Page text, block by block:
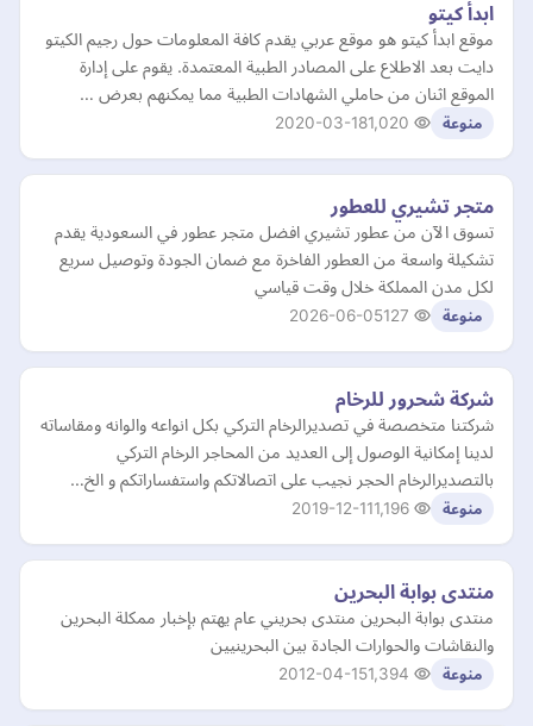
ابدأ كيتو
موقع ابدأ كيتو هو موقع عربي يقدم كافة المعلومات حول رجيم الكيتو
دايت بعد الاطلاع على المصادر الطبية المعتمدة. يقوم على إدارة
الموقع اثنان من حاملي الشهادات الطبية مما يمكنهم بعرض …
منوعة 2020-03-18
متجر تشيري للعطور
تسوق الآن من عطور تشيري افضل متجر عطور في السعودية يقدم
تشكيلة واسعة من العطور الفاخرة مع ضمان الجودة وتوصيل سريع
لكل مدن المملكة خلال وقت قياسي
منوعة 2026-06-05
شركة شحرور للرخام
شركتنا متخصصة في تصديرالرخام التركي بكل انواعه والوانه ومقاساته
لدينا إمكانية الوصول إلى العديد من المحاجر الرخام التركي
بالتصديرالرخام الحجر نجيب على اتصالاتكم واستفساراتكم و الخ…
منوعة 2019-12-11
منتدى بوابة البحرين
منتدى بوابة البحرين منتدى بحريني عام يهتم بإخبار ممكلة البحرين
والنقاشات والحوارات الجادة بين البحرينيين
منوعة 2012-04-15